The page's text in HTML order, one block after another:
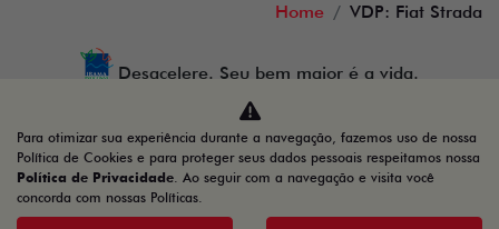
Home VDP: Fiat Strada
Desacelere. Seu bem maior é a vida.
78.066.800/0001-00
Para otimizar sua experiência durante a navegação, fazemos uso de nossa
Política de Cookies e para proteger seus dados pessoais respeitamos nossa
Política de Privacidade. Ao seguir com a navegação e visita você
concorda com nossas Políticas.